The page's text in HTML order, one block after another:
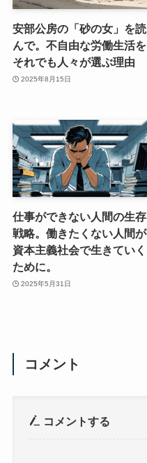
安部公房の「砂の女」を読
んで。不自由な労働生活を
それでも人々が選ぶ理由
2025年8月15日
仕事ができない人間の生存
戦略。働きたくない人間が
資本主義社会で生きていく
ために。
2025年5月31日
コメント
コメントする